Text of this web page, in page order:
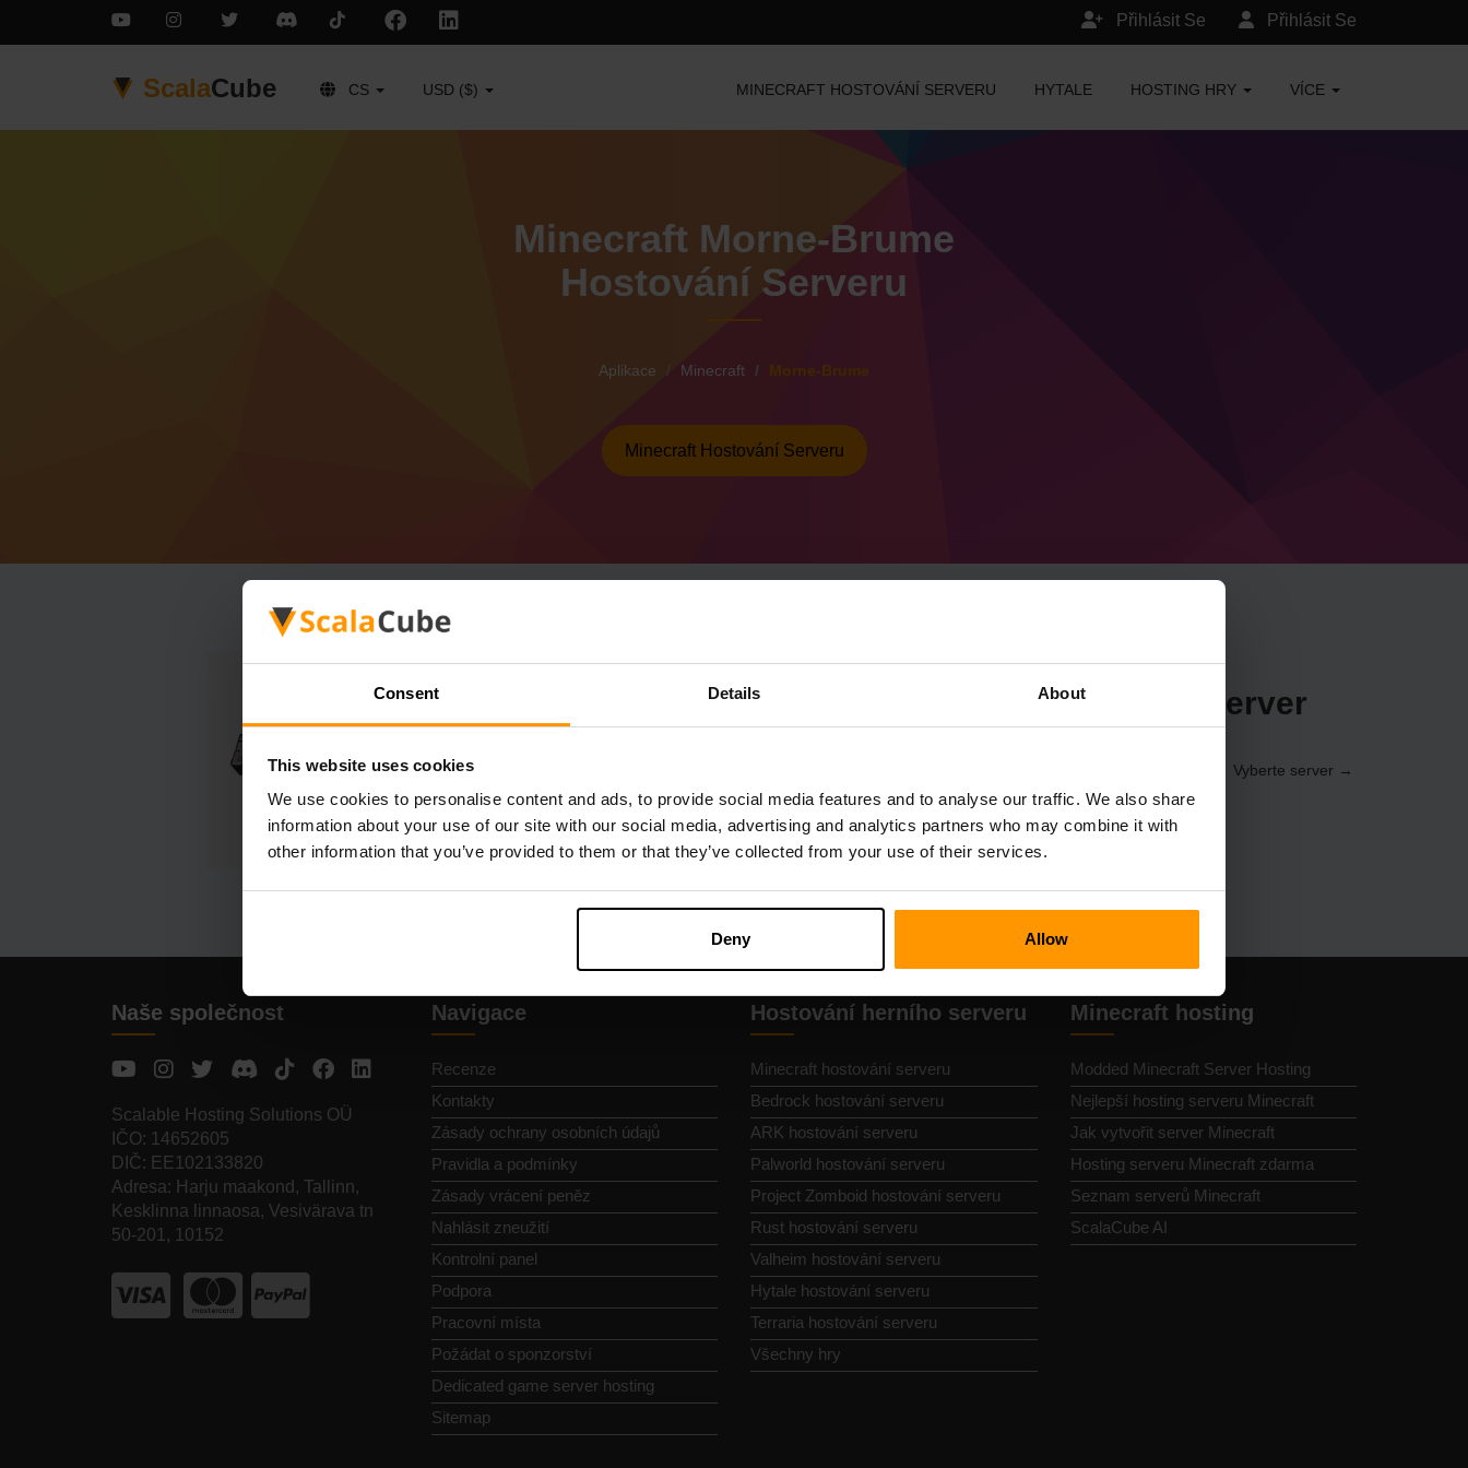
Consent Details About
This website uses cookies
We use cookies to personalise content and ads, to provide social media features and to analyse our traffic. We also share
information about your use of our site with our social media, advertising and analytics partners who may combine it with
other information that you’ve provided to them or that they’ve collected from your use of their services.
Deny Allow
Přihlásit Se
Přihlásit Se
ScalaCube CS USD ($) MINECRAFT HOSTOVÁNÍ SERVERU HYTALE HOSTING HRY VÍCE
Minecraft Morne-Brume
Hostování Serveru
Aplikace Minecraft Morne-Brume
Minecraft Hostování Serveru
Jak vyrobit Minecraft Morne-Brume Server
(Servery → Vyberte server →
Herní servery → Přidat herní server → Morne-Brume)
Naše společnost
Scalable Hosting Solutions OÜ
IČO: 14652605
DIČ: EE102133820
Adresa: Harju maakond, Tallinn,
Kesklinna linnaosa, Vesivärava tn
50-201, 10152
Navigace
Recenze
Kontakty
Zásady ochrany osobních údajů
Pravidla a podmínky
Zásady vrácení peněz
Nahlásit zneužití
Kontrolní panel
Podpora
Pracovní místa
Požádat o sponzorství
Dedicated game server hosting
Sitemap
Hostování herního serveru
Minecraft hostování serveru
Bedrock hostování serveru
ARK hostování serveru
Palworld hostování serveru
Project Zomboid hostování serveru
Rust hostování serveru
Valheim hostování serveru
Hytale hostování serveru
Terraria hostování serveru
Všechny hry
Minecraft hosting
Modded Minecraft Server Hosting
Nejlepší hosting serveru Minecraft
Jak vytvořit server Minecraft
Hosting serveru Minecraft zdarma
Seznam serverů Minecraft
ScalaCube AI